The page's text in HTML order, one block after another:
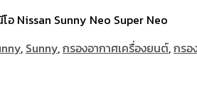
อ Nissan Sunny Neo Super Neo
, Sunny,กรองอากาศเครื่องยนต์,กรอ